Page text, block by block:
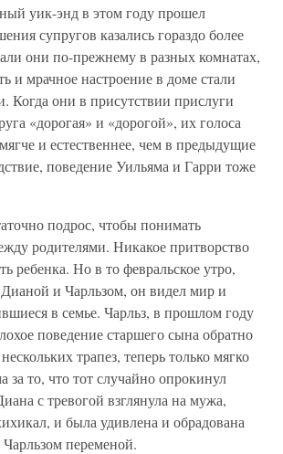
уик-энд в этом году прошел
супругов казались гораздо более
они по-прежнему в разных комнатах,
и мрачное настроение в доме стали
Когда они в присутствии прислуги
«дорогая» и «дорогой», их голоса
и естественнее, чем в предыдущие
поведение Уильяма и Гарри тоже
подрос, чтобы понимать
родителями. Никакое притворство
ребенка. Но в то февральское утро,
Дианой и Чарльзом, он видел мир и
в семье. Чарльз, в прошлом году
поведение старшего сына обратно
трапез, теперь только мягко
за то, что тот случайно опрокинул
с тревогой взглянула на мужа,
и была удивлена и обрадована
переменой.